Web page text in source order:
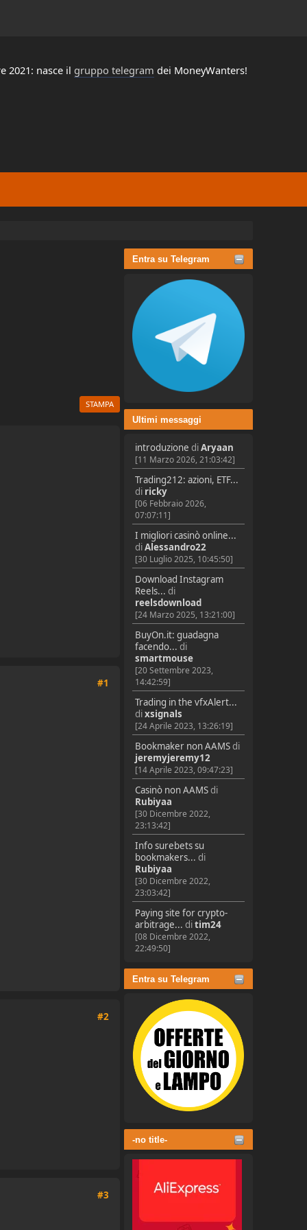
2021: nasce il gruppo telegram dei MoneyWanters!
Entra su Telegram
Ultimi messaggi
introduzione diAryaan
[11 Marzo 2026, 21:03:42]
Trading212: azioni, ETF...
di ricky
[06 Febbraio 2026,
07:07:11]
I migliori casinò online...
diAlessandro22
[30 Luglio 2025, 10:45:50]
Download Instagram
Reels... di
reelsdownload
[24 Marzo 2025, 13:21:00]
BuyOn.it: guadagna
facendo... di
smartmouse
[20 Settembre 2023,
14:42:59]
Trading in the vfxAlert...
dixsignals
[24 Aprile 2023, 13:26:19]
Bookmaker non AAMSdi
jeremyjeremy12
[14 Aprile 2023, 09:47:23]
Casinò non AAMSdi
Rubiyaa
[30 Dicembre 2022,
23:13:42]
Info surebets su
bookmakers... di
Rubiyaa
[30 Dicembre 2022,
23:03:42]
Paying site for crypto-
arbitrage... ditim24
[08 Dicembre 2022,
22:49:50]
Entra su Telegram
-no title-
STAMPA
#1
#2
#3